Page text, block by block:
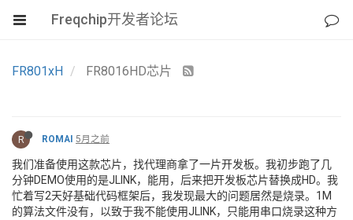
Freqchip开发者论坛
FR801xH FR8016HD芯片
R ROMAI 5月之前
我们准备使用这款芯片，找代理商拿了一片开发板。我初步跑了几
分钟DEMO使用的是JLINK，能用，后来把开发板芯片替换成HD。我
忙着写2天好基础代码框架后，我发现最大的问题居然是烧录。1M
的算法文件没有，以致于我不能使用JLINK，只能用串口烧录这种方